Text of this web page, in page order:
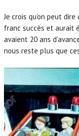
Je crois qu’on peut
franc succès et aurait
avaient 20 ans
nous reste plus que